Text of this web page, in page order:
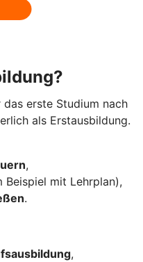
erste Studium nach
als Erstausbildung.
,
Beispiel mit Lehrplan),
.
,